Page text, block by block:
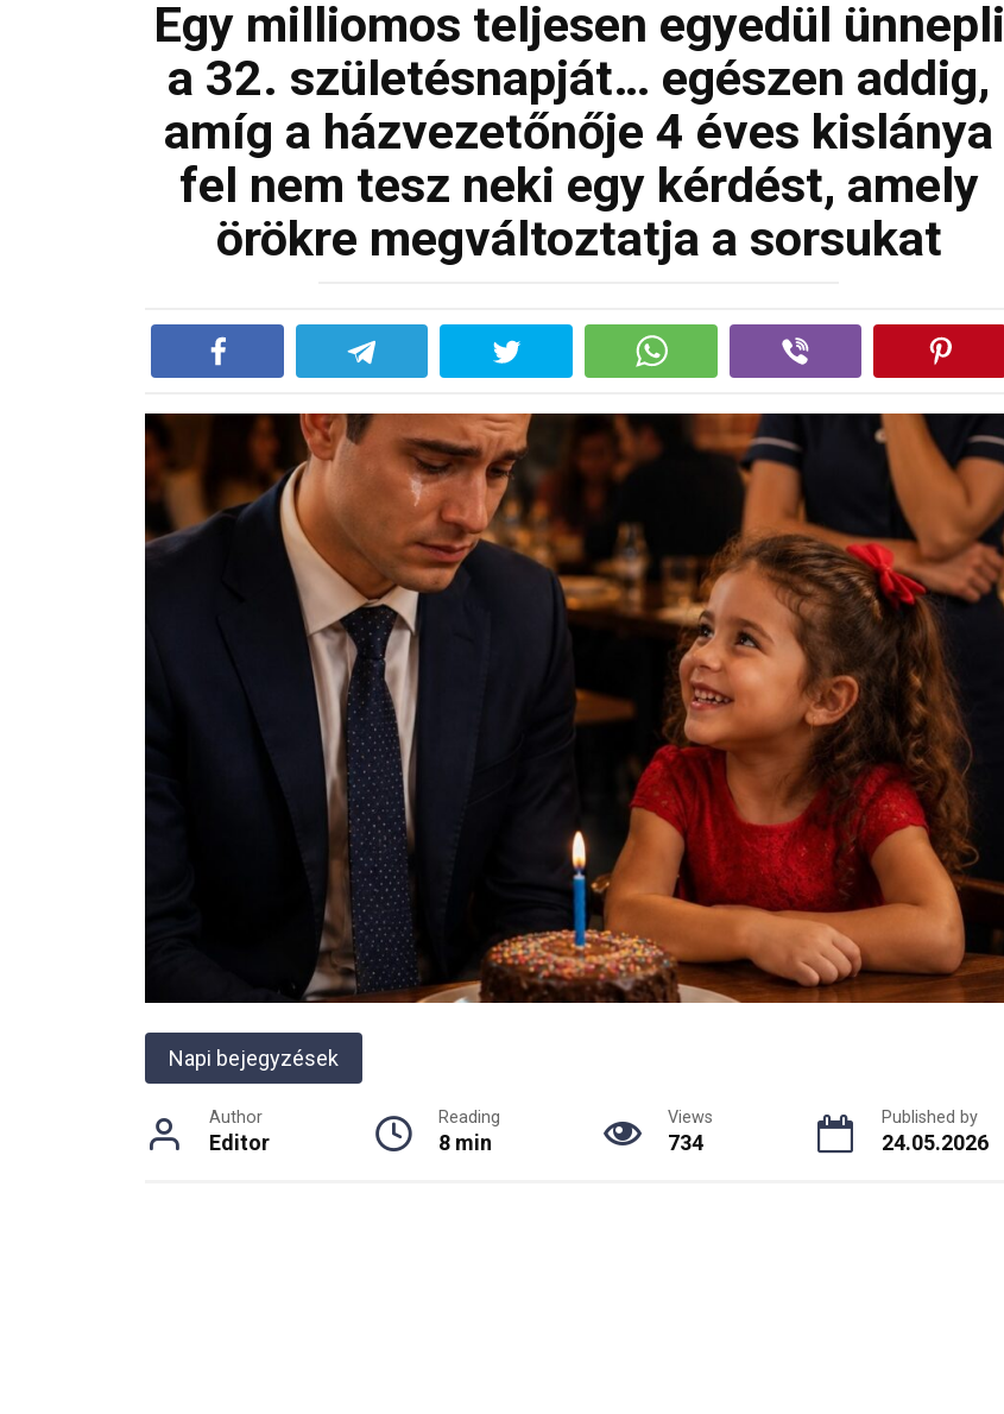
Egy milliomos teljesen egyedül ünnepli
a 32. születésnapját… egészen addig,
amíg a házvezetőnője 4 éves kislánya
fel nem tesz neki egy kérdést, amely
örökre megváltoztatja a sorsukat
Napi bejegyzések
Author
Editor
Reading
8 min
Views
734
Published by
24.05.2026